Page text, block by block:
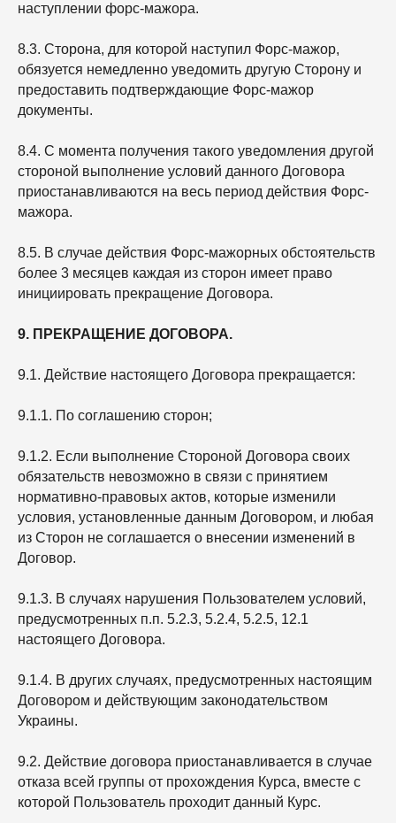
наступлении форс-мажора.
8.3. Сторона, для которой наступил Форс-мажор,
обязуется немедленно уведомить другую Сторону и
предоставить подтверждающие Форс-мажор
документы.
8.4. С момента получения такого уведомления другой
стороной выполнение условий данного Договора
приостанавливаются на весь период действия Форс-
мажора.
8.5. В случае действия Форс-мажорных обстоятельств
более 3 месяцев каждая из сторон имеет право
инициировать прекращение Договора.
9. ПРЕКРАЩЕНИЕ ДОГОВОРА.
9.1. Действие настоящего Договора прекращается:
9.1.1. По соглашению сторон;
9.1.2. Если выполнение Стороной Договора своих
обязательств невозможно в связи с принятием
нормативно-правовых актов, которые изменили
условия, установленные данным Договором, и любая
из Сторон не соглашается о внесении изменений в
Договор.
9.1.3. В случаях нарушения Пользователем условий,
предусмотренных п.п. 5.2.3, 5.2.4, 5.2.5, 12.1
настоящего Договора.
9.1.4. В других случаях, предусмотренных настоящим
Договором и действующим законодательством
Украины.
9.2. Действие договора приостанавливается в случае
отказа всей группы от прохождения Курса, вместе с
которой Пользователь проходит данный Курс.